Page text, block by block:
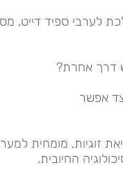
לערבי ספיד דייט,
דרך אחרת?
אפשר
זוגיות, מומחית
החיובית.